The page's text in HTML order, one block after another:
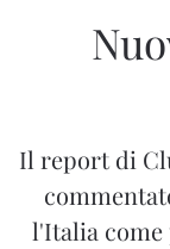
Il report di
l'Italia